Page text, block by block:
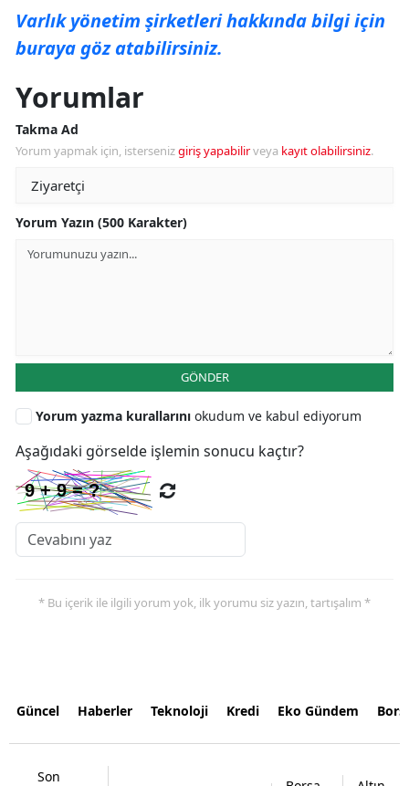
Varlık yönetim şirketleri hakkında bilgi için
buraya göz atabilirsiniz.
Yorumlar
Takma Ad
Yorum yapmak için, istersenizgiriş yapabilirveya kayıt olabilirsiniz.
Yorum Yazın (500 Karakter)
GÖNDER
Yorum yazma kurallarını okudum ve kabul ediyorum
Aşağıdaki görselde işlemin sonucu kaçtır?
* Bu içerik ile ilgili yorum yok, ilk yorumu siz yazın, tartışalım *
Güncel Haberler Teknoloji Kredi Eko Gündem
Son